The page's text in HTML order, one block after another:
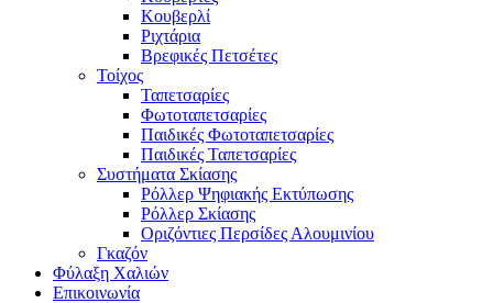
Κουβερλί
Ριχτάρια
Βρεφικές Πετσέτες
Τοίχος
Ταπετσαρίες
Φωτοταπετσαρίες
Παιδικές Φωτοταπετσαρίες
Παιδικές Ταπετσαρίες
Συστήματα Σκίασης
Ρόλλερ Ψηφιακής Εκτύπωσης
Ρόλλερ Σκίασης
Οριζόντιες Περσίδες Αλουμινίου
Γκαζόν
Φύλαξη Χαλιών
Επικοινωνία